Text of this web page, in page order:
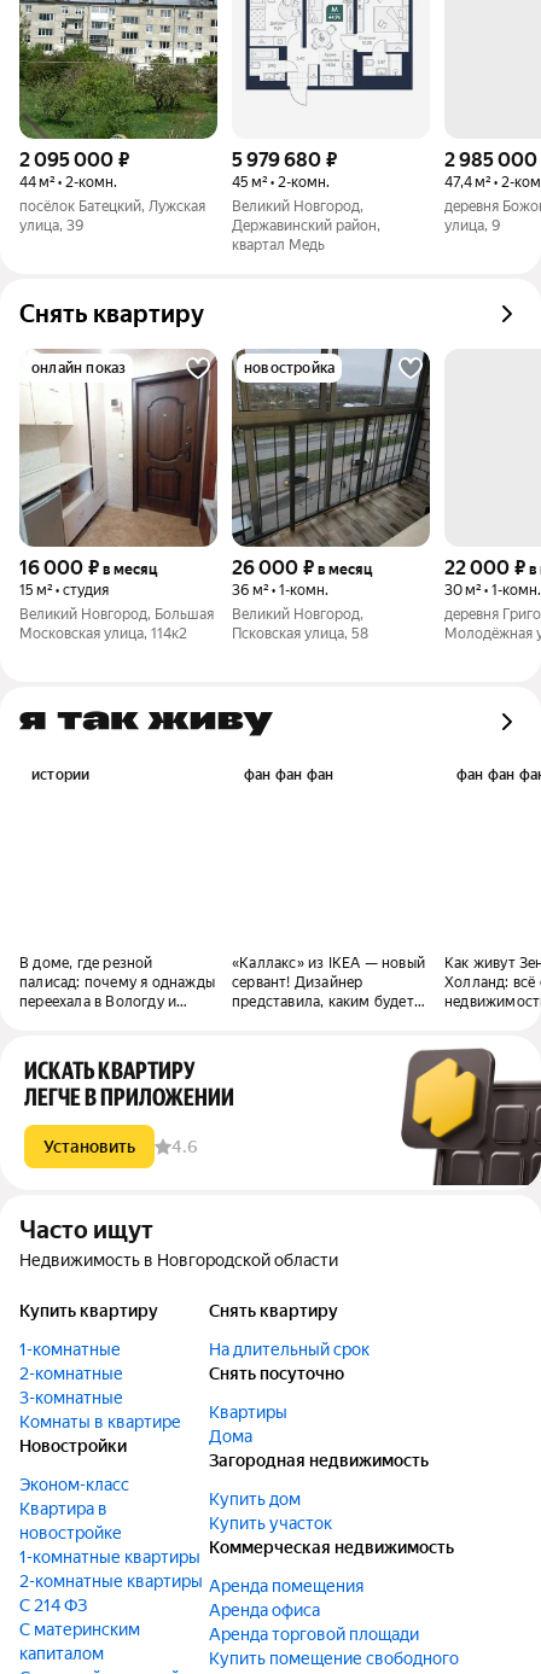
2 095 000 ₽
44 м² • 2-комн.
посёлок Батецкий, Лужская
улица, 39
5 979 680 ₽
45 м² • 2-комн.
Великий Новгород,
Державинский район,
квартал Медь
2 985 000
47,4 м² • 2-
деревня
улица, 9
Снять квартиру
онлайн показ
16 000 ₽ в месяц
15 м² • студия
Великий Новгород, Большая
Московская улица, 114к2
новостройка
26 000 ₽ в месяц
36 м² • 1-комн.
Великий Новгород,
Псковская улица, 58
22 000 ₽ в
30 м² • 1-комн.
деревня
Молодёжная
истории
В доме, где резной
палисад: почему я однажды
переехала в Вологду и
фан фан фан
«Каллакс» из IKEA — новый
сервант! Дизайнер
представила, каким будет
фан фан
Как живут
Холланд: всё
ИСКАТЬ КВАРТИРУ
ЛЕГЧЕ В ПРИЛОЖЕНИИ
Установить 4.6
Часто ищут
Недвижимость в Новгородской области
Купить квартиру
1-комнатные
2-комнатные
3-комнатные
Комнаты в квартире
Новостройки
Эконом-класс
Квартира в
новостройке
1-комнатные квартиры
2-комнатные квартиры
С 214 ФЗ
С материнским
капиталом
Снять квартиру
На длительный срок
Снять посуточно
Квартиры
Дома
Загородная недвижимость
Купить дом
Купить участок
Коммерческая недвижимость
Аренда помещения
Аренда офиса
Аренда торговой площади
Купить помещение свободного